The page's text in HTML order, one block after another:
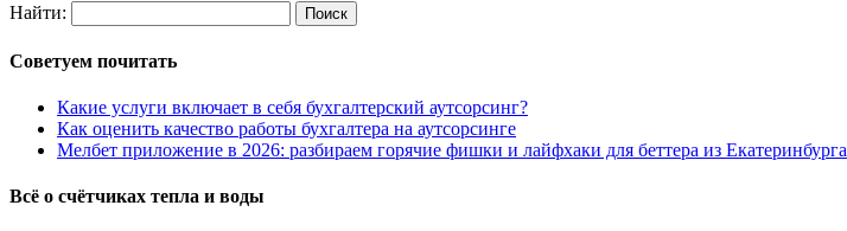
Найти:
Советуем почитать
Какие услуги включает в себя бухгалтерский аутсорсинг?
Как оценить качество работы бухгалтера на аутсорсинге
Мелбет приложение в 2026: разбираем горячие фишки и лайфхаки для беттера из Екатеринбурга
Всё о счётчиках тепла и воды